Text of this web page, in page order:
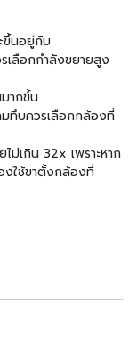
ขึ้นอยู่กับ
เลือกกำลังขยายสูง
ากขึ้น
ทึบควรเลือกกล้องที่
ม่เกิน 32x เพราะหาก
งใช้ขาตั้งกล้องที่